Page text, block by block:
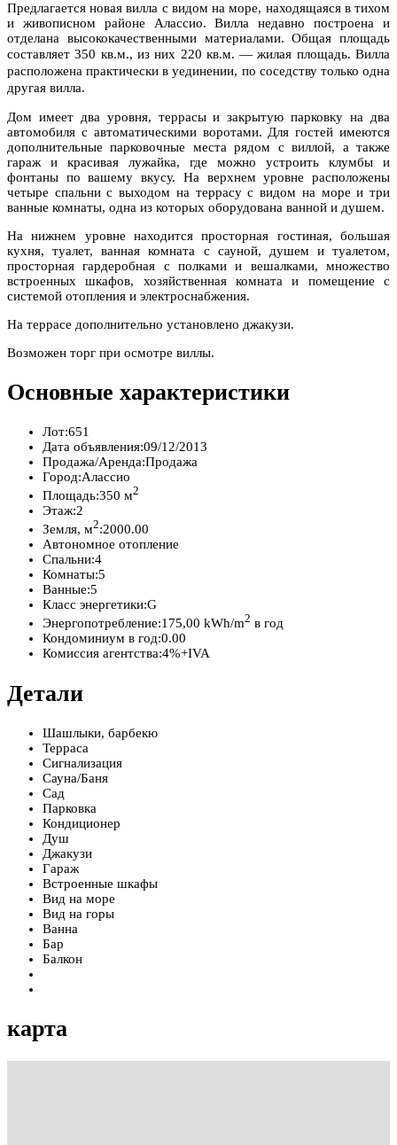
Предлагается новая вилла с видом на море, находящаяся в тихом
и живописном районе Алассио. Вилла недавно построена и
отделана высококачественными материалами. Общая площадь
составляет 350 кв.м., из них 220 кв.м. — жилая площадь. Вилла
расположена практически в уединении, по соседству только одна
другая вилла.
Дом имеет два уровня, террасы и закрытую парковку на два
автомобиля с автоматическими воротами. Для гостей имеются
дополнительные парковочные места рядом с виллой, а также
гараж и красивая лужайка, где можно устроить клумбы и
фонтаны по вашему вкусу. На верхнем уровне расположены
четыре спальни с выходом на террасу с видом на море и три
ванные комнаты, одна из которых оборудована ванной и душем.
На нижнем уровне находится просторная гостиная, большая
кухня, туалет, ванная комната с сауной, душем и туалетом,
просторная гардеробная с полками и вешалками, множество
встроенных шкафов, хозяйственная комната и помещение с
системой отопления и электроснабжения.
На террасе дополнительно установлено джакузи.
Возможен торг при осмотре виллы.
Основные характеристики
Лот:651
Дата объявления:09/12/2013
Продажа/Аренда:Продажа
Город:Алассио
Площадь:350 м2
Этаж:2
Земля, м2:2000.00
Автономное отопление
Спальни:4
Комнаты:5
Ванные:5
Класс энергетики:G
Энергопотребление:175,00 kWh/m2 в год
Кондоминиум в год:0.00
Комиссия агентства:4%+IVA
Детали
Шашлыки, барбекю
Терраса
Сигнализация
Сауна/Баня
Сад
Парковка
Кондиционер
Душ
Джакузи
Гараж
Встроенные шкафы
Вид на море
Вид на горы
Ванна
Бар
Балкон
карта